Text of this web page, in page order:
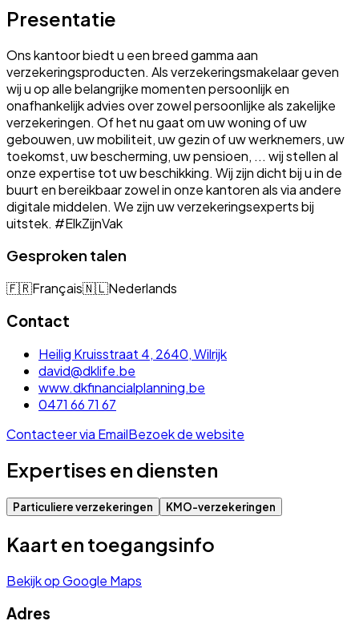
Presentatie
Ons kantoor biedt u een breed gamma aan
verzekeringsproducten. Als verzekeringsmakelaar geven
wij u op alle belangrijke momenten persoonlijk en
onafhankelijk advies over zowel persoonlijke als zakelijke
verzekeringen. Of het nu gaat om uw woning of uw
gebouwen, uw mobiliteit, uw gezin of uw werknemers, uw
toekomst, uw bescherming, uw pensioen, ... wij stellen al
onze expertise tot uw beschikking. Wij zijn dicht bij u in de
buurt en bereikbaar zowel in onze kantoren als via andere
digitale middelen. We zijn uw verzekeringsexperts bij
uitstek. #ElkZijnVak
Gesproken talen
🇫🇷Français🇳🇱Nederlands
Contact
Heilig Kruisstraat 4, 2640, Wilrijk
david@dklife.be
www.dkfinancialplanning.be
0471 66 71 67
Contacteer via EmailBezoek de website
Expertises en diensten
Particuliere verzekeringen KMO-verzekeringen
Kaart en toegangsinfo
Bekijk op Google Maps
Adres